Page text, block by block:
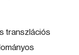
transzlációs